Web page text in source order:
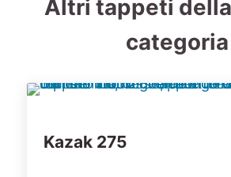
Altri tappeti
categoria
Kazak 275